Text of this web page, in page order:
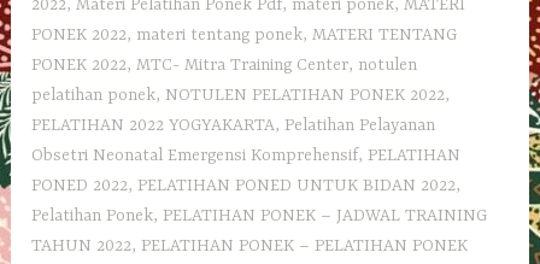
2022,Materi Pelatihan Ponek Pdf, materi ponek,MATERI
PONEK 2022, materi tentang ponek,MATERI TENTANG
PONEK 2022,MTC- Mitra Training Center, notulen
pelatihan ponek, NOTULEN PELATIHAN PONEK 2022,
PELATIHAN 2022 YOGYAKARTA, Pelatihan Pelayanan
Obsetri Neonatal Emergensi Komprehensif, PELATIHAN
PONED 2022, PELATIHAN PONED UNTUK BIDAN 2022,
Pelatihan Ponek, PELATIHAN PONEK – JADWAL TRAINING
TAHUN 2022, PELATIHAN PONEK – PELATIHAN PONEK